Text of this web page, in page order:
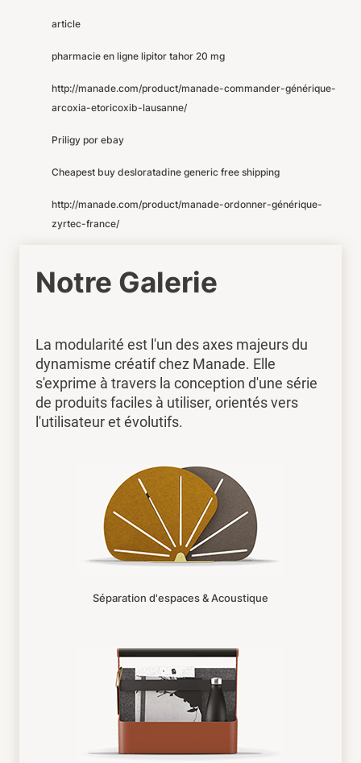
article
pharmacie en ligne lipitor tahor 20 mg
http://manade.com/product/manade-commander-générique-
arcoxia-etoricoxib-lausanne/
Priligy por ebay
Cheapest buy desloratadine generic free shipping
http://manade.com/product/manade-ordonner-générique-
zyrtec-france/
Notre Galerie
La modularité est l'un des axes majeurs du
dynamisme créatif chez Manade. Elle
s'exprime à travers la conception d'une série
de produits faciles à utiliser, orientés vers
l'utilisateur et évolutifs.
Séparation d'espaces & Acoustique